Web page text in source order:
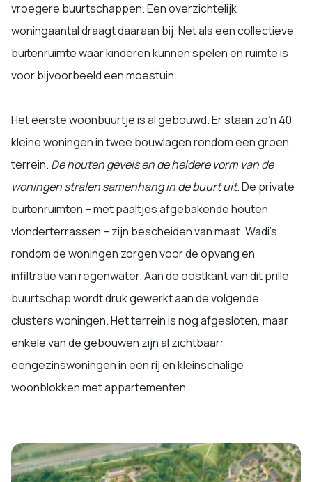
vroegere buurtschappen. Een overzichtelijk
woningaantal draagt daaraan bij. Net als een collectieve
buitenruimte waar kinderen kunnen spelen en ruimte is
voor bijvoorbeeld een moestuin.
Het eerste woonbuurtje is al gebouwd. Er staan zo’n 40
kleine woningen in twee bouwlagen rondom een groen
terrein. De houten gevels en de heldere vorm van de
woningen stralen samenhang in de buurt uit. De private
buitenruimten – met paaltjes afgebakende houten
vlonderterrassen – zijn bescheiden van maat. Wadi’s
rondom de woningen zorgen voor de opvang en
infiltratie van regenwater. Aan de oostkant van dit prille
buurtschap wordt druk gewerkt aan de volgende
clusters woningen. Het terrein is nog afgesloten, maar
enkele van de gebouwen zijn al zichtbaar:
eengezinswoningen in een rij en kleinschalige
woonblokken met appartementen.